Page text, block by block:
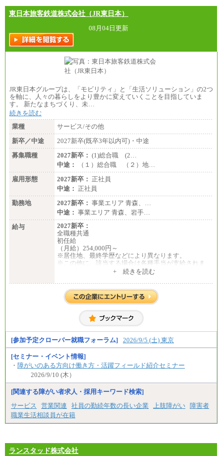
県、福島県、山形県
・月給には一律地域手当を含んだ金額を表示
（一律地域手当：※1…36,000円、※2…33,000円、
※3…28,000円、※4…25,000円、※5…23,000円）
・試用期間中も給与変更なし
●基幹職（地域限定社員）
・大学・院卒／月給185,000 円～219,000 円 ※勤務地
により異なる。
〈大阪・兵庫〉209,000 円
〈愛知〉194,500 円 〈福岡〉1
85,000 円
地により異なる。
〈東京・神奈川〉210,000 円
〈大阪・兵庫〉200,000 円
〈愛知〉194,500 円 〈福
岡〉185,000円
※基本給のみ（地域手当なし）
※試用期間中も給与変更なし
中途：
【阪急交通社】
◆正社員/総合職
月給250,000円～(※1)、247,000円～(※2)、242,000円
～(※3)、239,000円～(※4)、237,000円～（※5）
・月給は一律地域手当を含んだ金額を表示
（※1…36,000円、※2…33,000円、※3…28,000円、
※4…25,000円、※5…23,000円）
・試用期間中も給与変更なし
◆正社員/基幹職
〈東京・神奈川〉月給219,000 円～ 〈大阪・兵庫〉
・一律地域手当なし
・試用期間中も給与変更なし
月給187,500円～(※1)、184,000円～(※2)、180,500円
※1…東京都、埼玉県、千葉県、神奈川県
※2…大阪府、京都府、兵庫県、滋賀県
※3…愛知県、静岡県
※4…北海道、宮城県、栃木県、群馬県、長野県、新
潟県、富山県、石川県、岡山県、広島県、山口県、
香川県、福岡県
※5…青森県、鳥取県、島根県、愛媛県、高知県、大
分県、長崎県、熊本県、宮崎県、鹿児島県、沖縄
◆パート・アルバイト
時給制：最低時給額 1,050円～ ※勤務地により異な
【エアサーブ】
月給223,000円～
東日本旅客鉄道株式会社（JR東日本）
08月04日更新
JR東日本グループは、「モビリティ」と「生活ソリューション」の2つ
を軸に、人々の暮らしをより豊かに変えていくことを目指していま
す。 新たなまちづくり、未…
続きを読む
業種
サービス/その他
新卒／中途
2027新卒(既卒3年以内可)・中途
募集職種
2027新卒： (1)総合職 (2…
中途：
（１）総合職 （２）地…
雇用形態
2027新卒： 正社員
中途： 正社員
勤務地
2027新卒： 事業エリア 青森、…
中途： 事業エリア 青森、岩手…
給与
2027新卒：
全職種共通
初任給
（月給）254,000円～
※居住地、最終学歴などにより異なります。
※この他に、該当する場合は各種手当が支給されま
中途：
全職種共通
※居住地、年齢により異なります。
※この他に、該当する場合は各種手当が支給されま
す。
※試用期間中も給与に変更はございません
+ 続きを読む
[参加予定クローバー就職フォーラム] 2026/9/5 (土) 東京
[セミナー・イベント情報]
・ 障がいのある方向け働き方・活躍フィールド紹介セミナー
2026/9/10 (木）
[関連する障がい者求人・採用キーワード検索]
サービス
営業関連 社員の勤続年数の長い企業 上肢障がい 障害者
職業生活相談員が在籍
ランスタッド株式会社